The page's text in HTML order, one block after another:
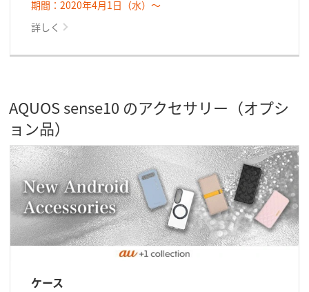
期間：2020年4月1日（水）～
詳しく
AQUOS sense10 のアクセサリー（オプシ
ョン品）
ケース